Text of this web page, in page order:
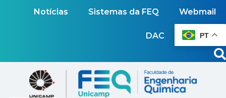
Notícias Sistemas da FEQ Webmail
DAC PT